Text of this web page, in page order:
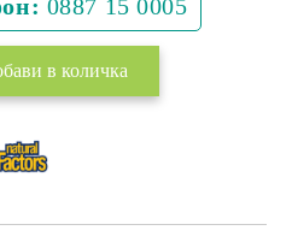
0887 15 0005